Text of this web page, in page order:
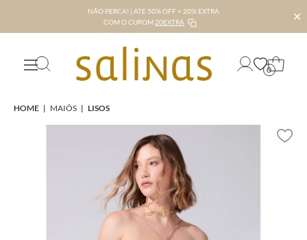
NÃO PERCA! | ATÉ 50% OFF + 20% EXTRA
COM O CUPOM 20EXTRA ✕
0
HOME | MAIÔS | LISOS